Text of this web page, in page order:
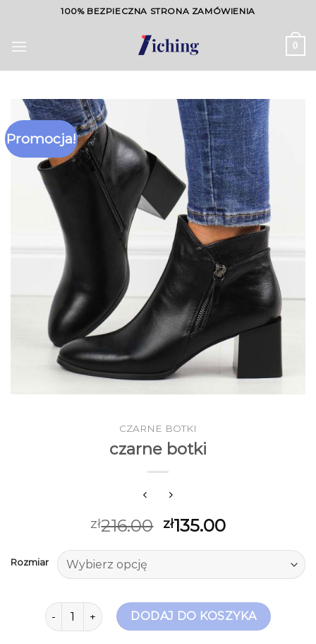
content
100% BEZPIECZNA STRONA ZAMÓWIENIA
0
Promocja!
CZARNE BOTKI
czarne botki
zł216.00 zł135.00
Rozmiar
ilość czarne botkiDODAJ DO KOSZYKA